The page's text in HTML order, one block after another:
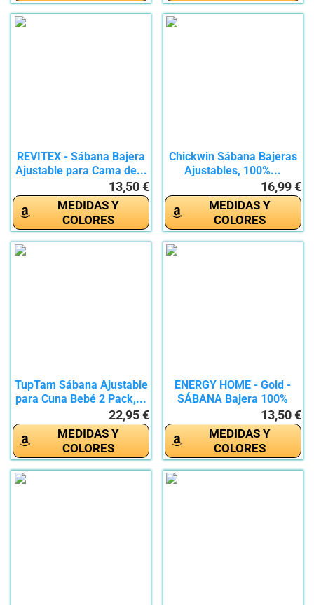
REVITEX - Sábana Bajera
Ajustable para Cama de...
13,50 €
MEDIDAS Y
COLORES
Chickwin Sábana Bajeras
Ajustables, 100%...
16,99 €
MEDIDAS Y
COLORES
TupTam Sábana Ajustable
para Cuna Bebé 2 Pack,...
22,95 €
MEDIDAS Y
COLORES
ENERGY HOME - Gold -
SÁBANA Bajera 100%
ALGODÓN...13,50 €
MEDIDAS Y
COLORES